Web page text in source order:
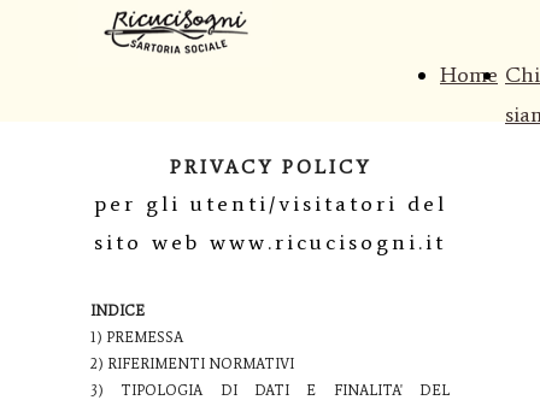
Home Chi
PRIVACY POLICY
per gli utenti/visitatori del
sito web www.ricucisogni.it
INDICE
1) PREMESSA
2) RIFERIMENTI NORMATIVI
3) TIPOLOGIA DI DATI E FINALITA' DEL